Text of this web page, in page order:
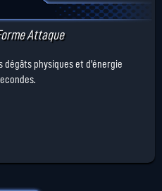
Attaque
dégâts physiques et d'énergie